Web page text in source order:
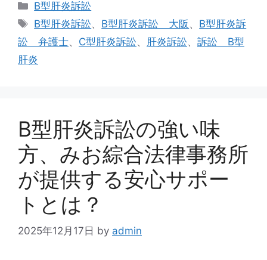
カ
テ
リ
ー
B型肝炎訴訟
タ
グ
B型肝炎訴訟、 B型肝炎訴訟 大阪 、 B型肝炎訴
訟 弁護士、 C型肝炎訴訟、 肝炎訴訟、 訴訟 B型
肝炎
B型肝炎訴訟の強い味
方、みお綜合法律事務所
が提供する安心サポー
トとは？
2025年12月17日 by admin